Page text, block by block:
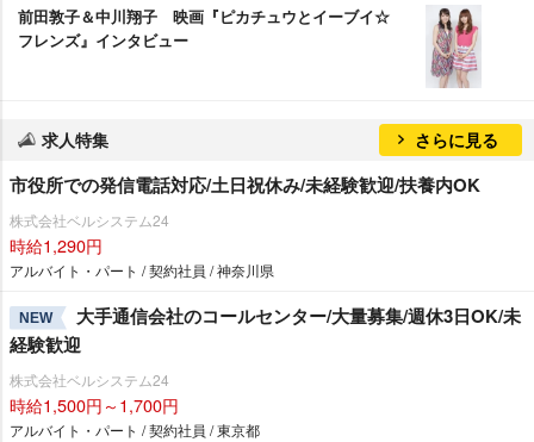
前田敦子＆中川翔子 映画『ピカチュウとイーブイ☆
フレンズ』インタビュー
求人特集 さらに見る
市役所での発信電話対応/土日祝休み/未経験歓迎/扶養内OK
株式会社ベルシステム24
時給1,290円
アルバイト・パート / 契約社員 / 神奈川県
NEW
大手通信会社のコールセンター/大量募集/週休3日OK/未
経験歓迎
株式会社ベルシステム24
時給1,500円～1,700円
アルバイト・パート / 契約社員 / 東京都